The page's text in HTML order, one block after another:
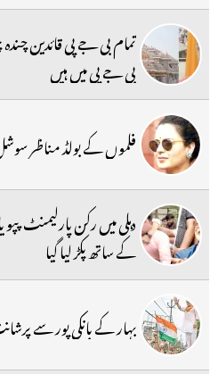
تمام بی جے پی قائدین
بی جے پی میں ہیں
فلموں کے بولڈ مناظر
دہلی میں رکن پارلیمنٹ پپو
کے ساتھ پکڑ لیا گیا
بہار کے بانکی پور سے